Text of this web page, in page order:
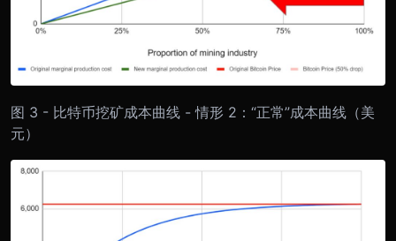
图 3 - 比特币挖矿成本曲线 - 情形 2：“正常”成本曲线（美
元）